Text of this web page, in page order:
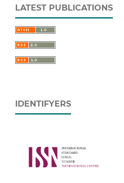
LATEST PUBLICATIONS
IDENTIFYERS